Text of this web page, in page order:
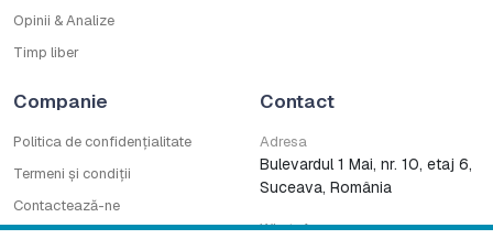
Opinii & Analize
Timp liber
Companie
Politica de confidențialitate
Termeni și condiții
Contactează-ne
Contact
Adresa
Bulevardul 1 Mai, nr. 10, etaj 6,
Suceava, România
WhatsApp